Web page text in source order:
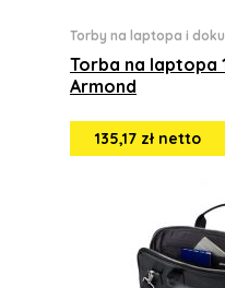
Torby na laptopa i
Torba na laptopa
Armond
135,17 zł netto